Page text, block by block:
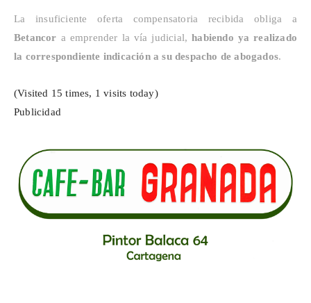
La insuficiente oferta compensatoria recibida obliga a
Betancor a emprender la vía judicial,habiendo ya realizado
la correspondiente indicación a su despacho de abogados.
(Visited 15 times, 1 visits today)
Publicidad